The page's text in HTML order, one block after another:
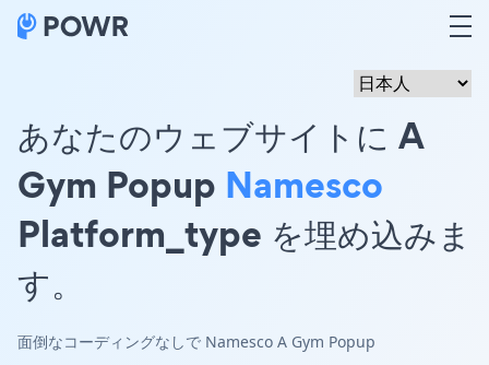
あなたのウェブサイトに A
Gym Popup Namesco
Platform_type を埋め込みま
す。
面倒なコーディングなしで Namesco A Gym Popup